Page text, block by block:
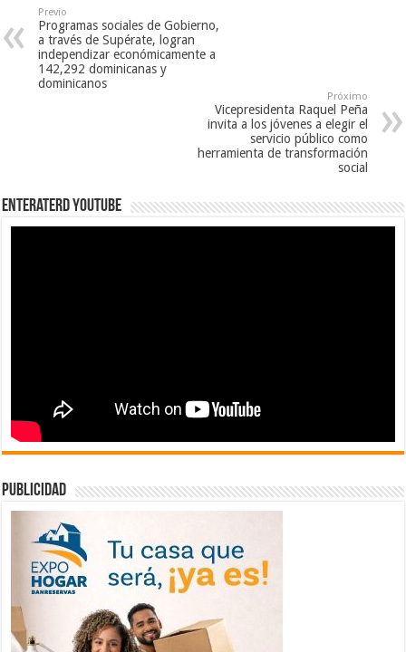
Previo
Programas sociales de Gobierno,
a través de Supérate, logran
independizar económicamente a
142,292 dominicanas y
dominicanos
Próximo
Vicepresidenta Raquel Peña
invita a los jóvenes a elegir el
servicio público como
herramienta de transformación
social
EnterateRD YOUTUBE
publicidad